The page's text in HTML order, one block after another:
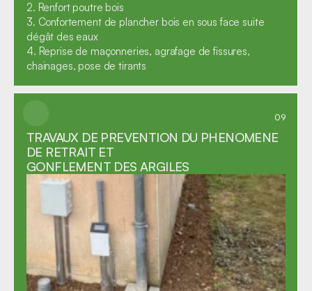
2. Renfort poutre bois
3. Confortement de plancher bois en sous face suite
dégât des eaux
4. Reprise de maçonneries, agrafage de fissures,
chainages, pose de tirants
09
TRAVAUX DE PREVENTION DU PHENOMENE
DE RETRAIT ET
GONFLEMENT DES ARGILES